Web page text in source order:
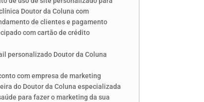
Doutor da Coluna com
de clientes e pagamento
com cartão de crédito
personalizado Doutor da Coluna
com empresa de marketing
do Doutor da Coluna especializada
para fazer o marketing da sua